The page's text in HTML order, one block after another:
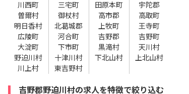
川西町
三宅町 田原本町
宇陀郡
曽爾村
御杖村 高市郡
高取町
明日香村
北葛城郡 上牧町
王寺町
広陵町
河合町 吉野郡
吉野町
大淀町
下市町 黒滝村
天川村
野迫川村
十津川村 下北山村
上北山村
川上村
東吉野村
吉野郡野迫川村の求人を特徴で絞り込む